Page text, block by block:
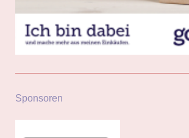
Sponsoren